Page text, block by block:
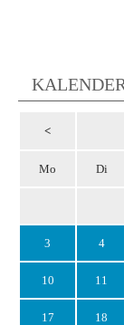
<
Mo Di
3 4
10 11
17 18